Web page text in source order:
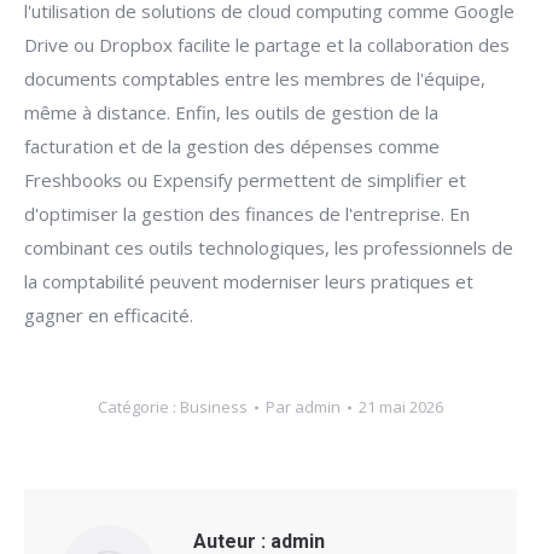
l'utilisation de solutions de cloud computing comme Google
Drive ou Dropbox facilite le partage et la collaboration des
documents comptables entre les membres de l'équipe,
même à distance. Enfin, les outils de gestion de la
facturation et de la gestion des dépenses comme
Freshbooks ou Expensify permettent de simplifier et
d'optimiser la gestion des finances de l'entreprise. En
combinant ces outils technologiques, les professionnels de
la comptabilité peuvent moderniser leurs pratiques et
gagner en efficacité.
Catégorie : Business Par admin 21 mai 2026
Auteur : admin